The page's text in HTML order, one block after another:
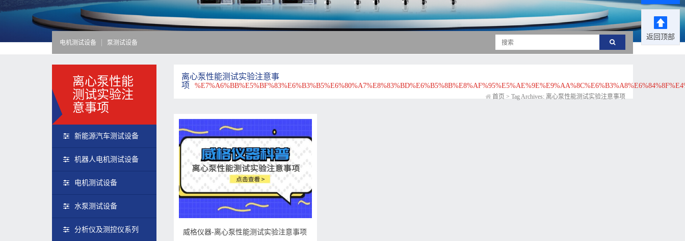
电机测试设备 泵测试设备
离心泵性能
测试实验注
意事项
新能源汽车测试设备
机器人电机测试设备
电机测试设备
水泵测试设备
分析仪及测控仪系列
离心泵性能测试实验注意事
项
首页 > Tag Archives: 离心泵性能测试实验注意事项
威格仪器-离心泵性能测试实验注意事项
返回顶部